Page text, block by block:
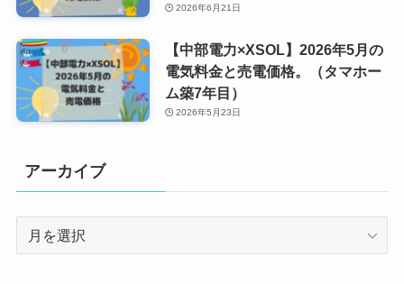
2026年6月21日
【中部電力×XSOL】2026年5月の
電気料金と売電価格。（タマホー
ム築7年目）
2026年5月23日
アーカイブ